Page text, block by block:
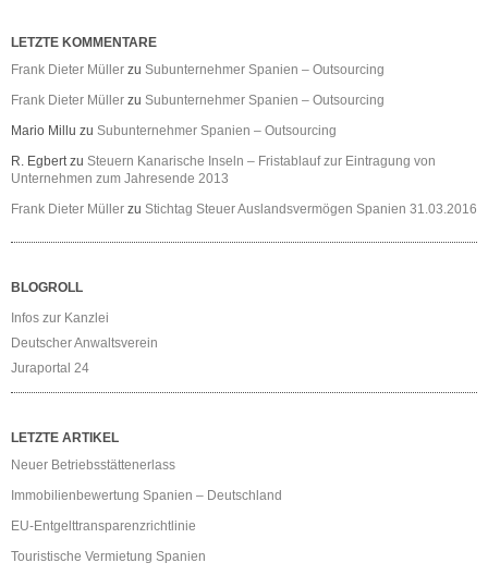
LETZTE KOMMENTARE
Frank Dieter Müller zu Subunternehmer Spanien – Outsourcing
Frank Dieter Müller zu Subunternehmer Spanien – Outsourcing
Mario Millu zu Subunternehmer Spanien – Outsourcing
R. Egbertzu Steuern Kanarische Inseln – Fristablauf zur Eintragung von
Unternehmen zum Jahresende 2013
Frank Dieter Müller zu Stichtag Steuer Auslandsvermögen Spanien 31.03.2016
BLOGROLL
Infos zur Kanzlei
Deutscher Anwaltsverein
Juraportal 24
LETZTE ARTIKEL
Neuer Betriebsstättenerlass
Immobilienbewertung Spanien – Deutschland
EU-Entgelttransparenzrichtlinie
Touristische Vermietung Spanien